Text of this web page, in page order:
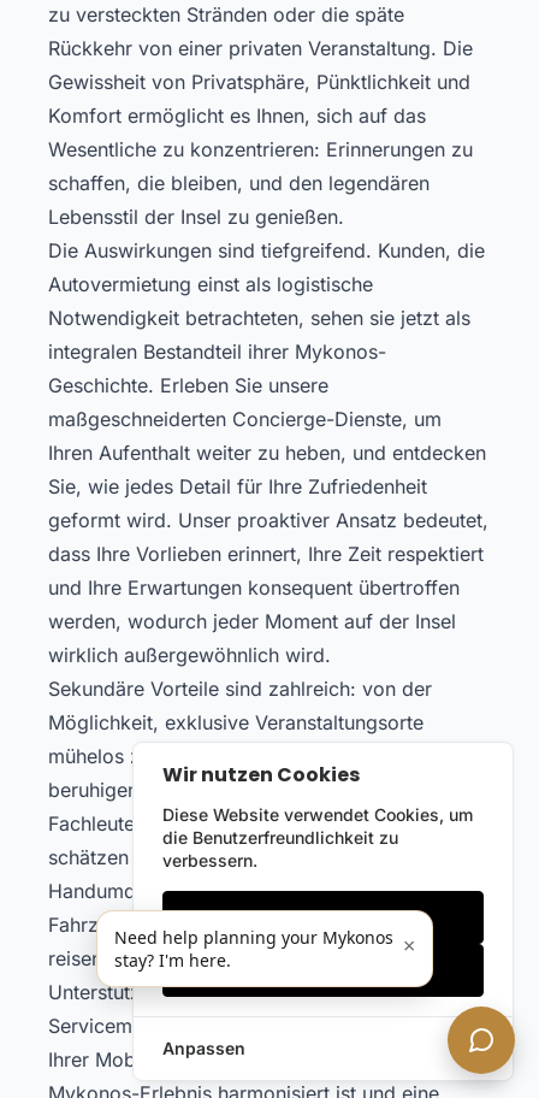
zu versteckten Stränden oder die späte
Rückkehr von einer privaten Veranstaltung. Die
Gewissheit von Privatsphäre, Pünktlichkeit und
Komfort ermöglicht es Ihnen, sich auf das
Wesentliche zu konzentrieren: Erinnerungen zu
schaffen, die bleiben, und den legendären
Lebensstil der Insel zu genießen.
Die Auswirkungen sind tiefgreifend. Kunden, die
Autovermietung einst als logistische
Notwendigkeit betrachteten, sehen sie jetzt als
integralen Bestandteil ihrer Mykonos-
Geschichte. Erleben Sie unsere
maßgeschneiderten Concierge-Dienste, um
Ihren Aufenthalt weiter zu heben, und entdecken
Sie, wie jedes Detail für Ihre Zufriedenheit
geformt wird. Unser proaktiver Ansatz bedeutet,
dass Ihre Vorlieben erinnert, Ihre Zeit respektiert
und Ihre Erwartungen konsequent übertroffen
werden, wodurch jeder Moment auf der Insel
wirklich außergewöhnlich wird.
Sekundäre Vorteile sind zahlreich: von der
Möglichkeit, exklusive Veranstaltungsorte
mühelos zu erreichen, bis hin zu dem
beruhigenden Gefühl, dass jedes Detail von
Fachleuten verwaltet wird. Unsere Kunden
schätzen die Flexibilität, Pläne im
Handumdrehen zu ändern, den Komfort, in
Fahrzeugen mit der neuesten Technologie zu
reisen, und die Sicherheit von 24/7
Unterstützung. Unser ganzheitliches
Servicemodell stellt sicher, dass jeder Aspekt
Ihrer Mobilität mit Ihrem umfassenderen
Mykonos-Erlebnis harmonisiert ist und eine
Wir nutzen Cookies
Diese Website verwendet Cookies, um
die Benutzerfreundlichkeit zu
verbessern.
Nur notwendige
Anpassen
Need help planning your Mykonos
stay? I'm here.
×